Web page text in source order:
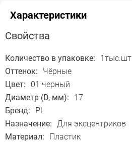
Характеристики
Свойства
Количество в упаковке:
1тыс.шт
Оттенок:
Чёрные
Цвет:
01 черный
Диаметр (D, мм):
17
Бренд:
PL
Назначение: Для эксцентриков
Материал:
Пластик